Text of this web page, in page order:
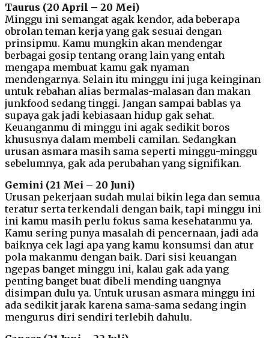
Taurus (20 April – 20 Mei)
Minggu ini semangat agak kendor, ada beberapa
obrolan teman kerja yang gak sesuai dengan
prinsipmu. Kamu mungkin akan mendengar
berbagai gosip tentang orang lain yang entah
mengapa membuat kamu gak nyaman
mendengarnya. Selain itu minggu ini juga keinginan
untuk rebahan alias bermalas-malasan dan makan
junkfood sedang tinggi. Jangan sampai bablas ya
supaya gak jadi kebiasaan hidup gak sehat.
Keuanganmu di minggu ini agak sedikit boros
khususnya dalam membeli camilan. Sedangkan
urusan asmara masih sama seperti minggu-minggu
sebelumnya, gak ada perubahan yang signifikan.
Gemini (21 Mei – 20 Juni)
Urusan pekerjaan sudah mulai bikin lega dan semua
teratur serta terkendali dengan baik, tapi minggu ini
ini kamu masih perlu fokus sama kesehatanmu ya.
Kamu sering punya masalah di pencernaan, jadi ada
baiknya cek lagi apa yang kamu konsumsi dan atur
pola makanmu dengan baik. Dari sisi keuangan
ngepas banget minggu ini, kalau gak ada yang
penting banget buat dibeli mending uangnya
disimpan dulu ya. Untuk urusan asmara minggu ini
ada sedikit jarak karena sama-sama sedang ingin
mengurus diri sendiri terlebih dahulu.